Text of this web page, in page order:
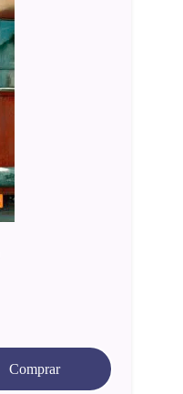
Comprar